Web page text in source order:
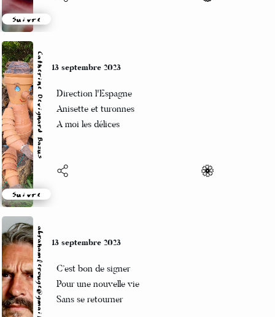
Suivre
Catherine Devignard Bazus
Suivre
11 septembre 2023
Derechef je pars
Vers la mer et ma famille
Un séjour plaisir
Vinny 11 septembre 2023
Défaites et échecs
forgent les futurs succès
Leçons de vie